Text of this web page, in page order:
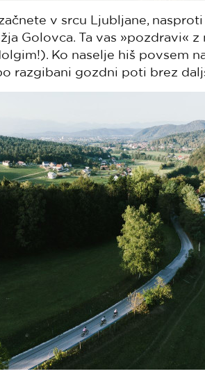
v srcu Ljubljane,
Golovca. Ta vas »pozdravi«
Ko naselje hiš povsem
razgibani gozdni poti brez